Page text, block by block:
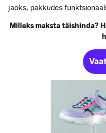
jaoks, pakkudes
Milleks maksta täishinda?